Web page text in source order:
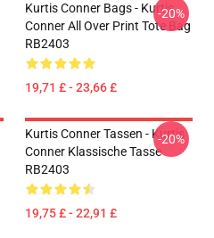
Kurtis Conner Bags - Kurtis
Conner All Over Print Tote Bag
RB2403
19,71 £ - 23,66 £
-20%
Kurtis Conner Tassen - Kurtis
Conner Klassische Tasse
RB2403
19,75 £ - 22,91 £
-20%